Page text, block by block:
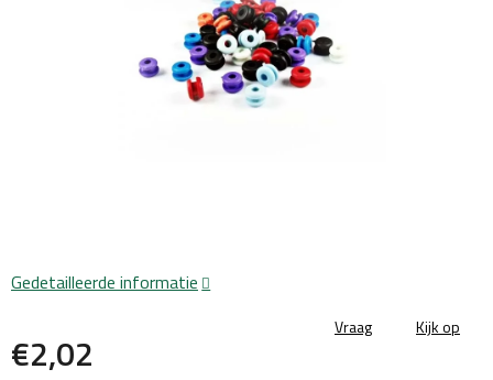
€2,02
Gedetailleerde informatie
Vraag Kijk op